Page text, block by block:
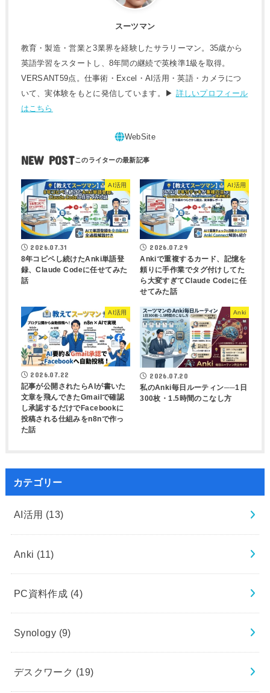
スーツマン
教育・製造・営業と3業界を経験したサラリーマン。35歳から
英語学習をスタートし、8年間の継続で英検準1級を取得。
VERSANT59点。仕事術・Excel・AI活用・英語・カメラにつ
いて、実体験をもとに発信しています。▶ 詳しいプロフィール
はこちら
NEW POST
AI活用
2026.07.31
8年コピペし続けたAnki単語登
録、Claude Codeに任せてみた
話
AI活用
2026.07.29
Ankiで重複するカード、記憶を
頼りに手作業でタグ付けしてた
ら大変すぎてClaude Codeに任
せてみた話
AI活用
2026.07.22
記事が公開されたらAIが書いた
文章を飛んできたGmailで確認
し承認するだけでFacebookに
投稿される仕組みをn8nで作っ
た話
Anki
2026.07.20
私のAnki毎日ルーティン──1日
300枚・1.5時間のこなし方
カテゴリー
AI活用 (13)
Anki (11)
PC資料作成 (4)
Synology (9)
デスクワーク (19)